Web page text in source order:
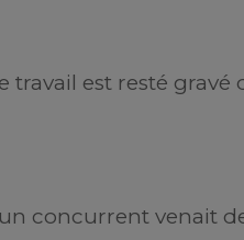
travail est resté
concurrent venait